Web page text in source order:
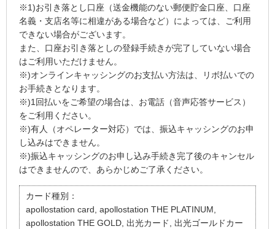
※1)お引き落とし口座（送金機能のない郵便貯金口座、口座
名義・支店名等に相違がある場合など）によっては、ご利用
できない場合がございます。
また、口座お引き落としの登録手続きが完了していない場合
はご利用いただけません。
※)オンラインキャッシングのお支払い方法は、リボ払いでの
お手続きとなります。
※)1回払いをご希望の場合は、お電話（音声応答サービス）
をご利用ください。
※)有人（オペレーター対応）では、振込キャッシングのお申
し込みはできません。
※)振込キャッシングのお申し込み手続き完了後のキャンセル
はできませんので、あらかじめご了承ください。
カード種別：
apollostation card, apollostation THE PLATINUM,
apollostation THE GOLD, 出光カード, 出光ゴールドカー